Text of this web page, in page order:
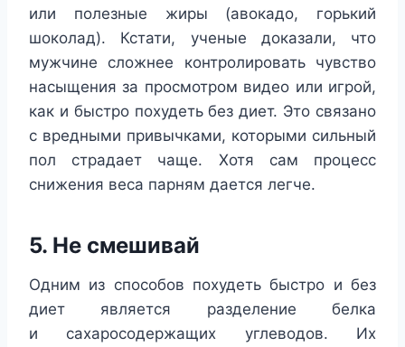
или полезные жиры (авокадо, горький
шоколад). Кстати, ученые доказали, что
мужчине сложнее контролировать чувство
насыщения за просмотром видео или игрой,
как и быстро похудеть без диет. Это связано
с вредными привычками, которыми сильный
пол страдает чаще. Хотя сам процесс
снижения веса парням дается легче.
5. Не смешивай
Одним из способов похудеть быстро и без
диет является разделение белка
и сахаросодержащих углеводов. Их